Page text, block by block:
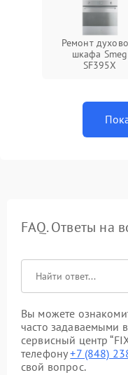
Ремонт
шкафа Smeg
SF395X
FAQ. Ответы на
Вы можете
часто задаваемыми
сервисный центр
телефону+7 (848)
свой вопрос.